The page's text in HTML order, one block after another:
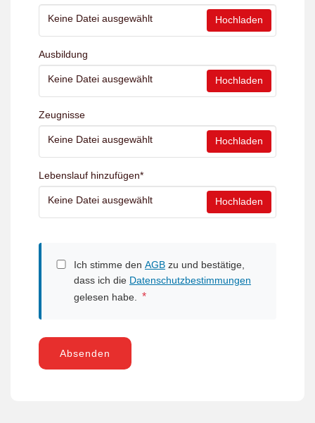
Keine Datei ausgewählt Hochladen
Ausbildung
Keine Datei ausgewählt Hochladen
Zeugnisse
Keine Datei ausgewählt Hochladen
Lebenslauf hinzufügen*
Keine Datei ausgewählt Hochladen
Ich stimme den AGB zu und bestätige,
dass ich die Datenschutzbestimmungen
gelesen habe.
*
Absenden